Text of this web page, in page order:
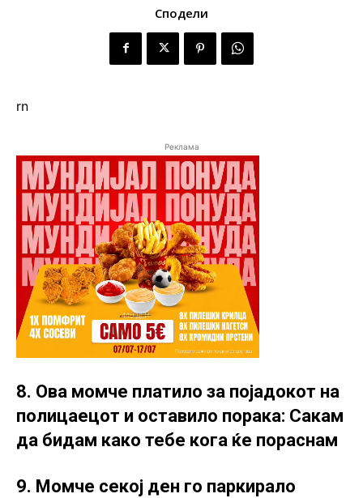
Сподели
rn
Реклама
8. Ова момче платило за појадокот на
полицаецот и оставило порака: Сакам
да бидам како тебе кога ќе пораснам
9. Момче секој ден го паркирало